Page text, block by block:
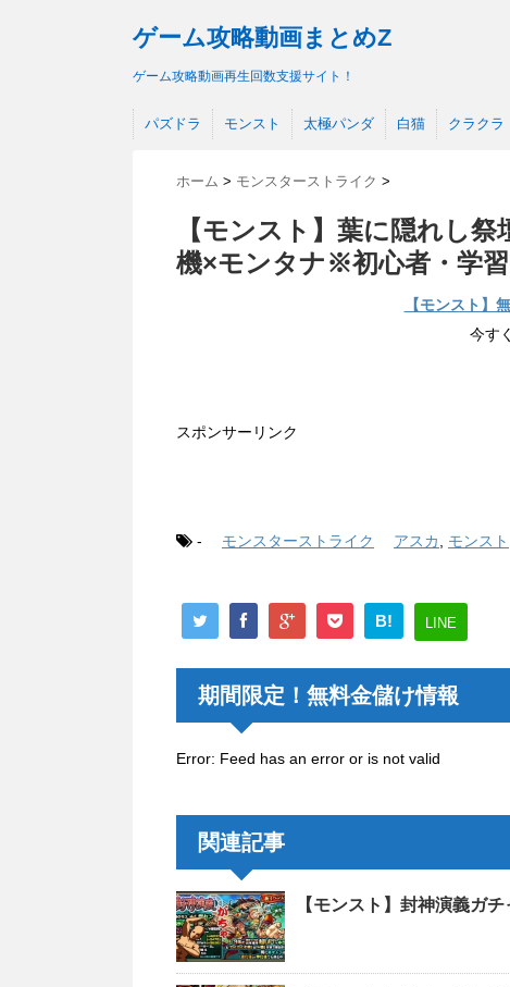
ゲーム攻略動画まとめZ
ゲーム攻略動画再生回数支援サイト！
パズドラ モンスト 太極パンダ 白猫 クラクラ
ホーム > モンスターストライク >
【モンスト】葉に隠れし
機×モンタナ※初心者・学
【モンスト】
今す
スポンサーリンク
- モンスターストライク アスカ モンスト
B! LINE
期間限定！無料金儲け情報
Error: Feed has an error or is not valid
関連記事
【モンスト】封神演義ガ